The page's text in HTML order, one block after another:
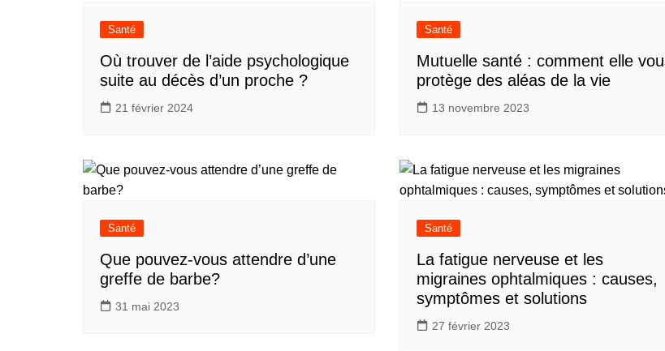
Santé
Où trouver de l’aide psychologique
suite au décès d’un proche ?
21 février 2024
Santé
Mutuelle santé : comment elle
protège des aléas de la vie
13 novembre 2023
Santé
Que pouvez-vous attendre d’une
greffe de barbe?
31 mai 2023
Santé
La fatigue nerveuse et les
migraines ophtalmiques : causes,
symptômes et solutions
27 février 2023